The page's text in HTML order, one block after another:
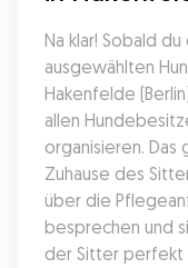
Na klar! Sobald
ausgewählten
Hakenfelde
allen
organisieren.
Zuhause des
über die
besprechen und
der Sitter perfekt